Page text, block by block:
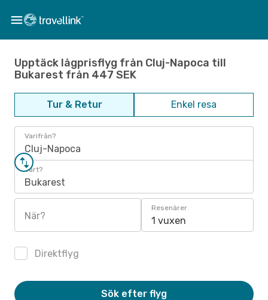
Upptäck lågprisflyg från Cluj-Napoca till
Bukarest från 447 SEK
Tur & Retur Enkel resa
Varifrån?
Cluj-Napoca
Vart?
Bukarest
När?
Resenärer
1 vuxen
Direktflyg
Sök efter flyg